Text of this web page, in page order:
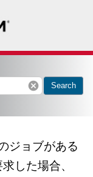
cancel Search
ジョブがある
した場合、